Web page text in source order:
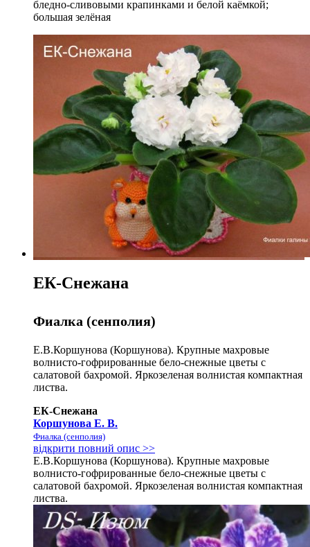
бледно-сливовыми крапинками и белой каёмкой;
большая зелёная
ЕК-Снежана
Фиалка (сенполия)
Е.В.Коршунова (Коршунова). Крупные махровые
волнисто-гофрированные бело-снежные цветы с
салатовой бахромой. Яркозеленая волнистая компактная
листва.
ЕК-Снежана
Коршунова Е. В.
Фиалка (сенполия)
відкрити повний опис >>
Е.В.Коршунова (Коршунова). Крупные махровые
волнисто-гофрированные бело-снежные цветы с
салатовой бахромой. Яркозеленая волнистая компактная
листва.